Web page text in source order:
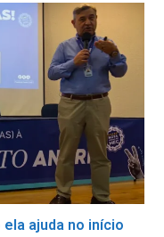
ajuda no início